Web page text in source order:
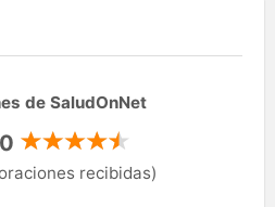
de SaludOnNet
recibidas)